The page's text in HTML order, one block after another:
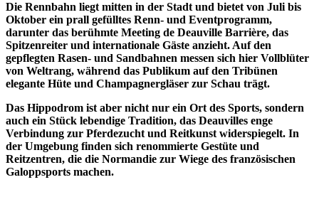
Die Rennbahn liegt mitten in der Stadt und bietet von Juli bis
Oktober ein prall gefülltes Renn- und Eventprogramm,
darunter das berühmte Meeting de Deauville Barrière, das
Spitzenreiter und internationale Gäste anzieht. Auf den
gepflegten Rasen- und Sandbahnen messen sich hier Vollblüter
von Weltrang, während das Publikum auf den Tribünen
elegante Hüte und Champagnergläser zur Schau trägt.
Das Hippodrom ist aber nicht nur ein Ort des Sports, sondern
auch ein Stück lebendige Tradition, das Deauvilles enge
Verbindung zur Pferdezucht und Reitkunst widerspiegelt. In
der Umgebung finden sich renommierte Gestüte und
Reitzentren, die die Normandie zur Wiege des französischen
Galoppsports machen.